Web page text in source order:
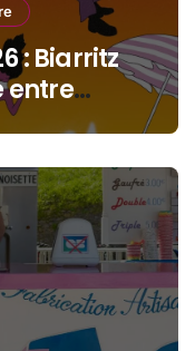
: Biarritz
entre